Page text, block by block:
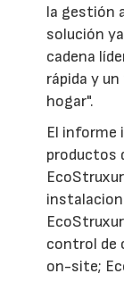
la gestión
solución
cadena
rápida y
hogar".
El informe
productos
control de
on-site;